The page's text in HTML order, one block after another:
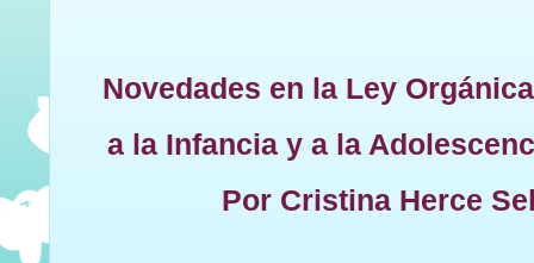
Novedades en la Ley
a la Infancia y a la
Por Cristina Herce